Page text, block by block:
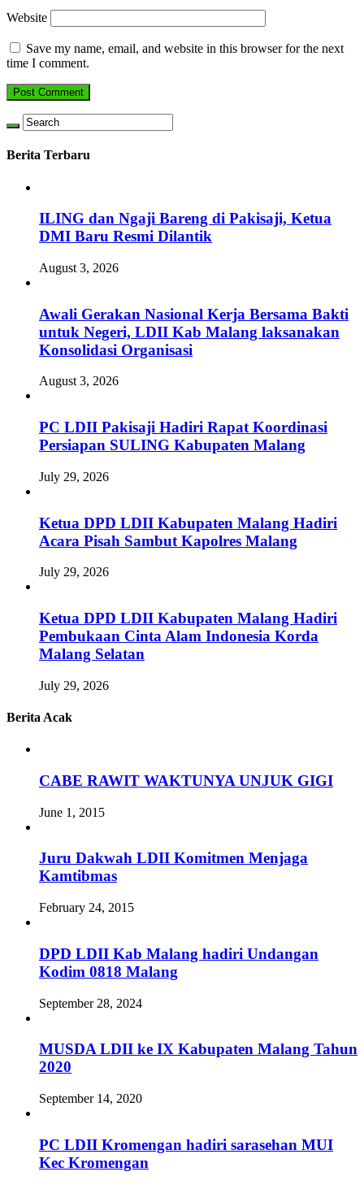
Website
Save my name, email, and website in this browser for the next
time I comment.
Berita Terbaru
ILING dan Ngaji Bareng di Pakisaji, Ketua
DMI Baru Resmi Dilantik
August 3, 2026
Awali Gerakan Nasional Kerja Bersama Bakti
untuk Negeri, LDII Kab Malang laksanakan
Konsolidasi Organisasi
August 3, 2026
PC LDII Pakisaji Hadiri Rapat Koordinasi
Persiapan SULING Kabupaten Malang
July 29, 2026
Ketua DPD LDII Kabupaten Malang Hadiri
Acara Pisah Sambut Kapolres Malang
July 29, 2026
Ketua DPD LDII Kabupaten Malang Hadiri
Pembukaan Cinta Alam Indonesia Korda
Malang Selatan
July 29, 2026
Berita Acak
CABE RAWIT WAKTUNYA UNJUK GIGI
June 1, 2015
Juru Dakwah LDII Komitmen Menjaga
Kamtibmas
February 24, 2015
DPD LDII Kab Malang hadiri Undangan
Kodim 0818 Malang
September 28, 2024
MUSDA LDII ke IX Kabupaten Malang Tahun
2020
September 14, 2020
PC LDII Kromengan hadiri sarasehan MUI
Kec Kromengan